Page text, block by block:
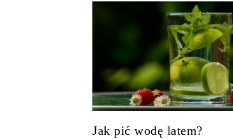
Jak pić wodę latem?